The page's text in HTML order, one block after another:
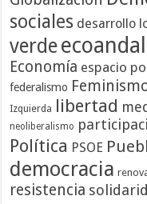
sociales desarrollo
verde
Economía espacio
federalismo
Izquierda libertad
neoliberalismo
Política PSOE
democracia
resistencia